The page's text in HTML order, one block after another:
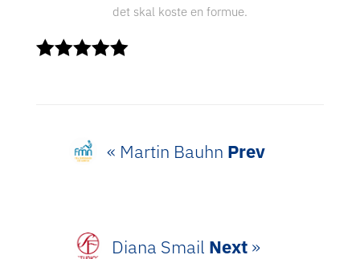
det skal koste en formue.
« Martin Bauhn Prev
Diana Smail Next»